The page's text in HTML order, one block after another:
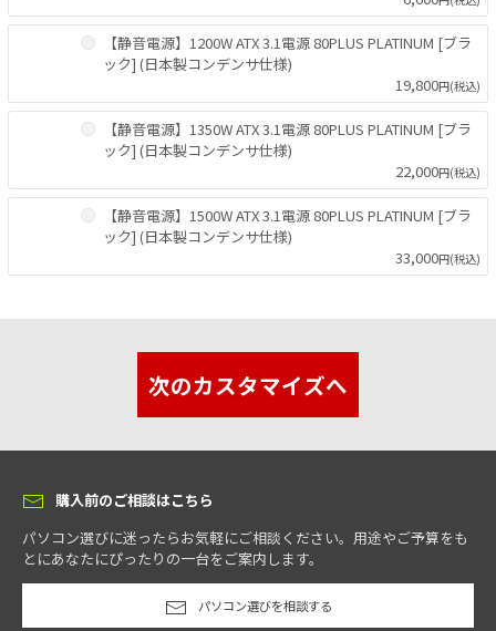
【静音電源】1200W ATX 3.1電源 80PLUS PLATINUM [ブラ
ック] (日本製コンデンサ仕様)
19,800円(税込)
【静音電源】1350W ATX 3.1電源 80PLUS PLATINUM [ブラ
ック] (日本製コンデンサ仕様)
22,000円(税込)
【静音電源】1500W ATX 3.1電源 80PLUS PLATINUM [ブラ
ック] (日本製コンデンサ仕様)
33,000円(税込)
次のカスタマイズへ
購入前のご相談はこちら
パソコン選びに迷ったらお気軽にご相談ください。用途やご予算をも
とにあなたにぴったりの一台をご案内します。
パソコン選びを相談する